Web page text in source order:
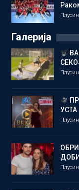
Галерија
УСТА